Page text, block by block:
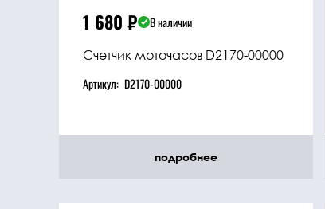
1 680 ₽
В наличии
Счетчик моточасов D2170-00000
Артикул: D2170-00000
подробнее